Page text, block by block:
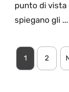
punto di vista
spiegano gli ...
1 2